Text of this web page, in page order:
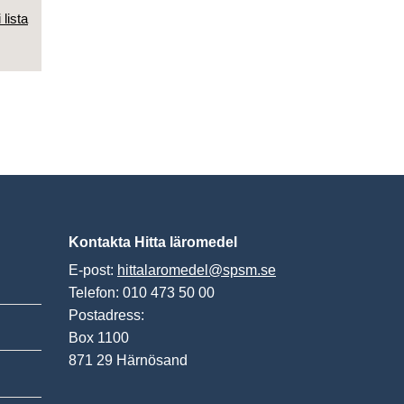
lista
Kontakta Hitta läromedel
E-post: hittalaromedel@spsm.se
Telefon: 010 473 50 00
Postadress:
Box 1100
871 29 Härnösand